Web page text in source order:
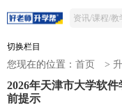
切换栏目
您现在的位置： 首页 >
2026年天津市大学软
前提示